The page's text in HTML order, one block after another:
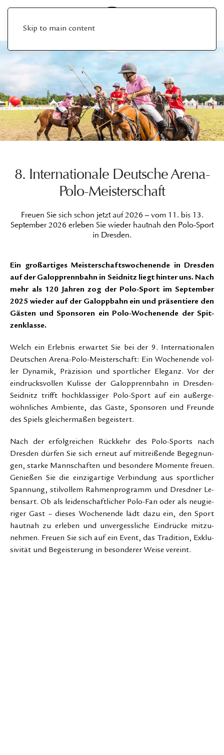
Skip to main content
8. Internationale Deutsche Arena-
Polo-Meisterschaft
Freuen Sie sich schon jetzt auf 2026 – vom 11. bis 13.
September 2026 erleben Sie wieder hautnah den Polo-Sport
in Dresden.
Ein gro­ßar­ti­ges Meis­ter­schafts­wo­chen­en­de in Dres­den
auf der Ga­lopp­renn­bahn in Seid­nitz liegt hin­ter uns. Nach
mehr als 120 Jah­ren zog der Po­lo-Sport im Sep­tem­ber
2025 wie­der auf der Ga­lopp­bahn ein und prä­sen­tie­re den
Gäs­ten und Spon­so­ren ein Po­lo-Wo­chen­en­de der Spit­
zen­klas­se.
Welch ein Er­leb­nis er­war­tet Sie bei der 9. In­ter­na­tio­na­len
Deut­schen Are­na-Po­lo-Meis­ter­schaft: Ein Wo­chen­en­de vol­
ler Dy­na­mik, Prä­zi­si­on und sport­li­cher Ele­ganz. Vor der
ein­drucks­vol­len Ku­lis­se der Ga­lopp­renn­bahn in Dresden-
Seid­nitz trifft hochklas­si­ger Po­lo-Sport auf ein au­ßer­ge­
wöhn­li­ches Am­bi­en­te, das Gäs­te, Spon­so­ren und Freun­de
des Spiels glei­cher­ma­ßen be­geis­tert.
Nach der er­folg­rei­chen Rück­kehr des Po­lo­-Sports nach
Dres­den dür­fen Sie sich er­neut auf mit­rei­ßen­de Be­geg­nun­
gen, star­ke Mann­schaf­ten und be­son­de­re Mo­men­te freu­en.
Ge­nie­ßen Sie die ein­zig­ar­ti­ge Ver­bin­dung aus sport­li­cher
Span­nung, stil­vol­lem Rah­men­pro­gramm und Dresd­ner Le­
bens­art. Ob als lei­den­schaft­li­cher Po­lo-Fan oder als neu­gie­
ri­ger Gast – die­ses Wo­chen­en­de lädt da­zu ein, den Sport
haut­nah zu er­le­ben und un­ver­gess­li­che Ein­drü­cke mit­zu­
neh­men. Freu­en Sie sich auf ein Event, das Tra­di­ti­on, Ex­klu­
si­vi­tät und Be­geis­te­rung in be­son­de­rer Wei­se ver­eint.